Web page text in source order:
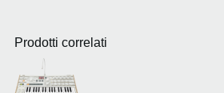
Prodotti correlati